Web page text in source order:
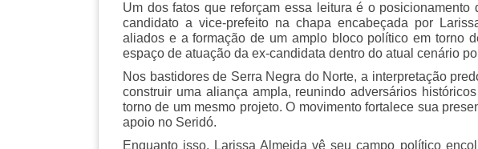
Um dos fatos que reforçam essa leitura é o
candidato a vice-prefeito na chapa encabeçada por
aliados e a formação de um amplo bloco político em torno
espaço de atuação da ex-candidata dentro do atual cenário
Nos bastidores de Serra Negra do Norte, a interpretação
construir uma aliança ampla, reunindo adversários
torno de um mesmo projeto. O movimento fortalece sua
apoio no Seridó.
Enquanto isso, Larissa Almeida vê seu campo político